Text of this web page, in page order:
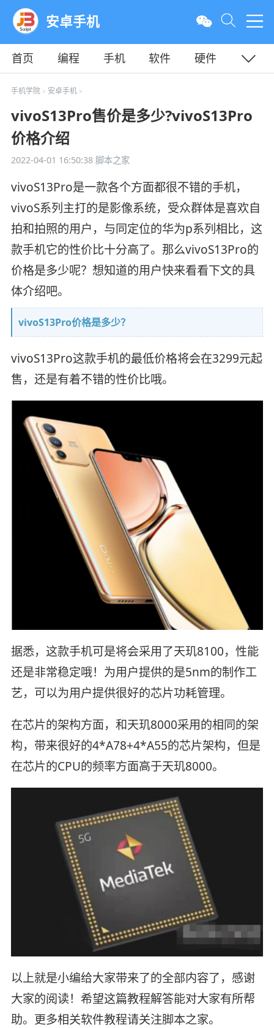
安卓手机
首页 编程 手机 软件
硬件
教程
平面
手机学院> 安卓手机>
vivoS13Pro售价是多少?vivoS13Pro
价格介绍
2022-04-01 16:50:38脚本之家
vivoS13Pro是一款各个方面都很不错的手机，
vivoS系列主打的是影像系统，受众群体是喜欢自
拍和拍照的用户，与同定位的华为p系列相比，这
款手机它的性价比十分高了。那么vivoS13Pro的
价格是多少呢？想知道的用户快来看看下文的具
体介绍吧。
vivoS13Pro价格是多少？
vivoS13Pro这款手机的最低价格将会在3299元起
售，还是有着不错的性价比哦。
据悉，这款手机可是将会采用了天玑8100，性能
还是非常稳定哦！为用户提供的是5nm的制作工
艺，可以为用户提供很好的芯片功耗管理。
在芯片的架构方面，和天玑8000采用的相同的架
构，带来很好的4*A78+4*A55的芯片架构，但是
在芯片的CPU的频率方面高于天玑8000。
以上就是小编给大家带来了的全部内容了，感谢
大家的阅读！希望这篇教程解答能对大家有所帮
助。更多相关软件教程请关注脚本之家。